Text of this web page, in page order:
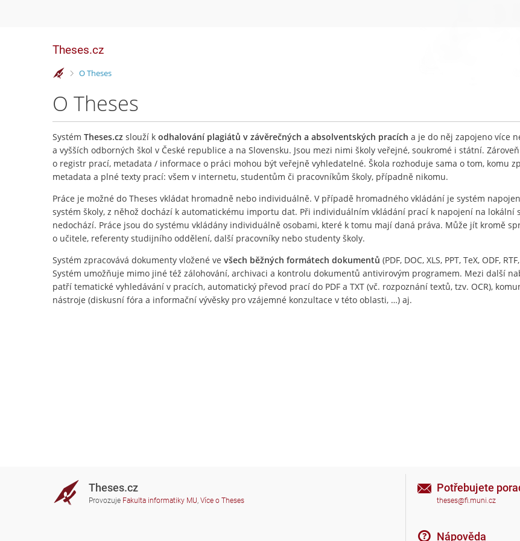
Theses.cz
>
O Theses
O Theses
Systém Theses.cz slouží k odhalování plagiátů v závěrečných a absolventských pracích a je do něj zapojeno více
a vyšších odborných škol v České republice a na Slovensku. Jsou mezi nimi školy veřejné, soukromé i státní.
o registr prací, metadata / informace o práci mohou být veřejně vyhledatelné. Škola rozhoduje sama o tom, komu
metadata a plné texty prací: všem v internetu, studentům či pracovníkům školy, případně nikomu.
Práce je možné do Theses vkládat hromadně nebo individuálně. V případě hromadného vkládání je systém
systém školy, z něhož dochází k automatickému importu dat. Při individuálním vkládání prací k napojení na lokální
nedochází. Práce jsou do systému vkládány individuálně osobami, které k tomu mají daná práva. Může jít kromě
o učitele, referenty studijního oddělení, další pracovníky nebo studenty školy.
Systém zpracovává dokumenty vložené ve všech běžných formátech dokumentů (PDF, DOC, XLS, PPT, TeX, ODF,
Systém umožňuje mimo jiné též zálohování, archivaci a kontrolu dokumentů antivirovým programem. Mezi další
patří tematické vyhledávání v pracích, automatický převod prací do PDF a TXT (vč. rozpoznání textů, tzv. OCR),
nástroje (diskusní fóra a informační vývěsky pro vzájemné konzultace v této oblasti, …) aj.
Theses.cz
Provozuje Fakulta informatiky MU, Více o Theses
Potřebujete
theses@fi.muni.cz
Nápověda